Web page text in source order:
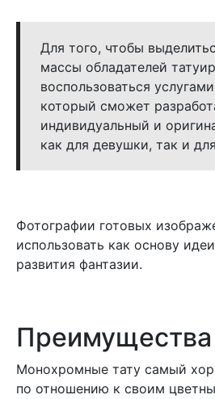
Для того, чтобы
массы обладателей
воспользоваться
который сможет
индивидуальный и
как для девушки, так и
Фотографии готовых
использовать как основу
развития фантазии.
Преимущества
Монохромные тату самый
по отношению к своим